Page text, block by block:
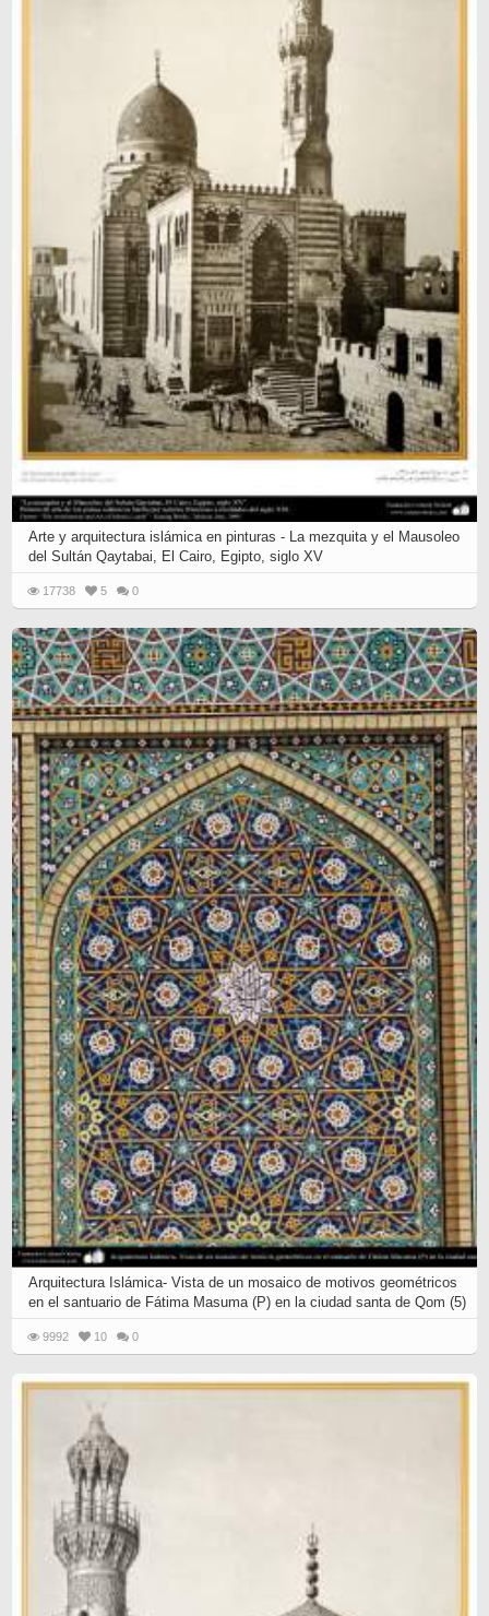
Arte y arquitectura islámica en pinturas - La mezquita y el Mausoleo
del Sultán Qaytabai, El Cairo, Egipto, siglo XV
17738 5 0
Arquitectura Islámica- Vista de un mosaico de motivos geométricos
en el santuario de Fátima Masuma (P) en la ciudad santa de Qom (5)
9992 10 0